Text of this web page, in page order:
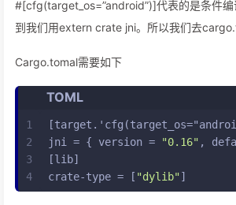
#[cfg(target_os=”android”)]代表的是条件
到我们用extern crate jni。所以我们去
Cargo.tomal需要如下
TOML
1
2
3
4
jni
= { version = "0.16" ,
[lib]
crate-type = [ "dylib" ]